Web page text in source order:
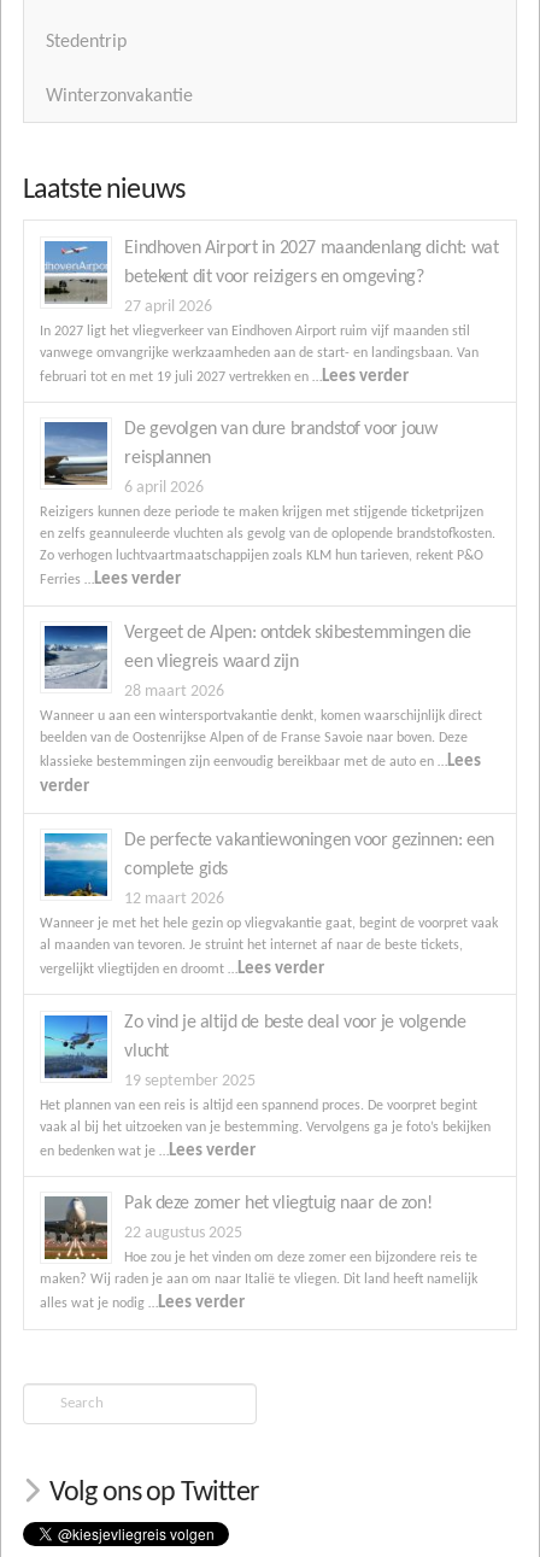
Stedentrip
Winterzonvakantie
Laatste nieuws
Eindhoven Airport in 2027 maandenlang dicht: wat
betekent dit voor reizigers en omgeving?
27 april 2026
In 2027 ligt het vliegverkeer van Eindhoven Airport ruim vijf maanden stil
vanwege omvangrijke werkzaamheden aan de start- en landingsbaan. Van
februari tot en met 19 juli 2027 vertrekken en …Lees verder
De gevolgen van dure brandstof voor jouw
reisplannen
6 april 2026
Reizigers kunnen deze periode te maken krijgen met stijgende ticketprijzen
en zelfs geannuleerde vluchten als gevolg van de oplopende brandstofkosten.
Zo verhogen luchtvaartmaatschappijen zoals KLM hun tarieven, rekent P&O
Ferries …Lees verder
Vergeet de Alpen: ontdek skibestemmingen die
een vliegreis waard zijn
28 maart 2026
Wanneer u aan een wintersportvakantie denkt, komen waarschijnlijk direct
beelden van de Oostenrijkse Alpen of de Franse Savoie naar boven. Deze
klassieke bestemmingen zijn eenvoudig bereikbaar met de auto en …Lees
verder
De perfecte vakantiewoningen voor gezinnen: een
complete gids
12 maart 2026
Wanneer je met het hele gezin op vliegvakantie gaat, begint de voorpret vaak
al maanden van tevoren. Je struint het internet af naar de beste tickets,
vergelijkt vliegtijden en droomt …Lees verder
Zo vind je altijd de beste deal voor je volgende
vlucht
19 september 2025
Het plannen van een reis is altijd een spannend proces. De voorpret begint
vaak al bij het uitzoeken van je bestemming. Vervolgens ga je foto’s bekijken
en bedenken wat je …Lees verder
Pak deze zomer het vliegtuig naar de zon!
22 augustus 2025
Hoe zou je het vinden om deze zomer een bijzondere reis te
maken? Wij raden je aan om naar Italië te vliegen. Dit land heeft namelijk
alles wat je nodig …Lees verder
Search
Volg ons op Twitter